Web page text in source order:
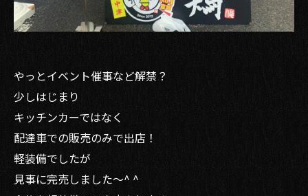
やっとイベント催事など解禁？
少しはじまり
キッチンカーではなく
配達車での販売のみで出店！
軽装備でしたが
見事に完売しました〜^ ^